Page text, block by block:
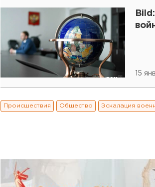
15
Происшествия Общество